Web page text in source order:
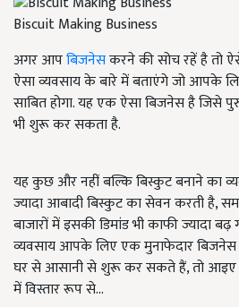
Biscuit Making Business
अगर आपबिजनेसकरने की सोच रहें है
ऐसा व्यवसाय के बारे में बताएंगे जो आपके
साबित होगा. यह एक ऐसा बिजनेस है जिसे
भी शुरू कर सकता है.
यह कुछ और नहीं बल्कि बिस्कुट बनाने का
ज्यादा आबादी बिस्कुट का सेवन करती है,
बाजारों में इसकी डिमांड भी काफी ज्यादा
व्यवसाय आपके लिए एक मुनाफेदार
घर से आसानी से शुरू कर सकते हैं, तो आइए
में विस्तार रूप से…